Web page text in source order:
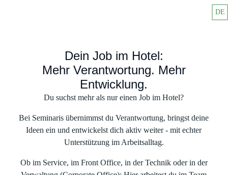
DE
Dein Job im Hotel:
Mehr Verantwortung. Mehr
Entwicklung.
Du suchst mehr als nur einen Job im Hotel?
Bei Seminaris übernimmst du Verantwortung, bringst deine
Ideen ein und entwickelst dich aktiv weiter - mit echter
Unterstützung im Arbeitsalltag.
Ob im Service, im Front Office, in der Technik oder in der